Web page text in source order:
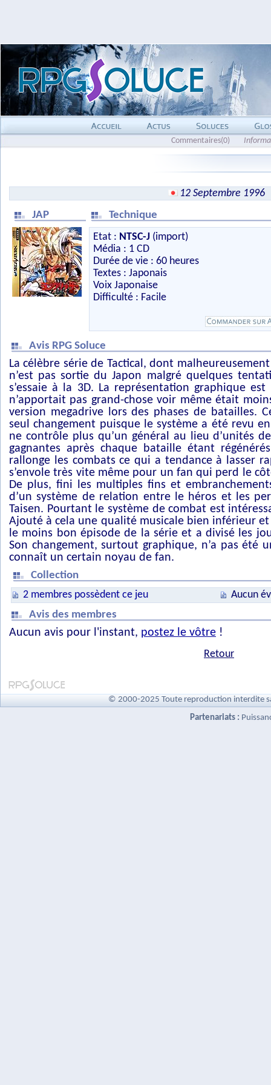
Commentaires(0)
12 Septembre 1996
JAP
Technique
Etat : NTSC-J (import)
Média : 1 CD
Durée de vie : 60 heures
Textes : Japonais
Voix Japonaise
Difficulté : Facile
Avis RPG Soluce
La célèbre série de Tactical, dont
n’est pas sortie du Japon malgré quelques
s’essaie à la 3D. La représentation graphique
n’apportait pas grand-chose voir même était
version megadrive lors des phases de batailles.
seul changement puisque le système a été revu
ne contrôle plus qu’un général au lieu d’unités
gagnantes après chaque bataille étant
rallonge les combats ce qui a tendance à lasser
s’envole très vite même pour un fan qui perd le
De plus, fini les multiples fins et
d’un système de relation entre le héros et les
Taisen. Pourtant le système de combat est
Ajouté à cela une qualité musicale bien inférieur
le moins bon épisode de la série et a divisé les
Son changement, surtout graphique, n’a pas été
connaît un certain noyau de fan.
Collection
2 membres possèdent ce jeu
Aucun
Avis des membres
Aucun avis pour l'instant, postez le vôtre !
Retour
© 2000-2025 Toute reproduction interdite
Partenariats :